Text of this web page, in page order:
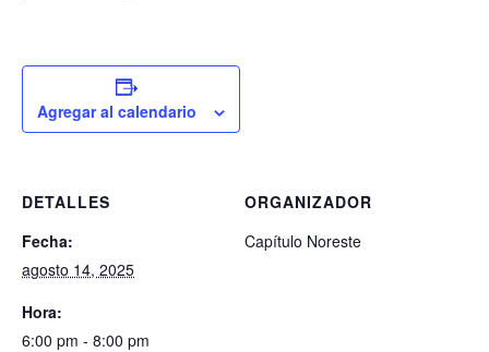
Agregar al calendario
DETALLES
Fecha:
agosto 14, 2025
Hora:
6:00 pm - 8:00 pm
ORGANIZADOR
Capítulo Noreste